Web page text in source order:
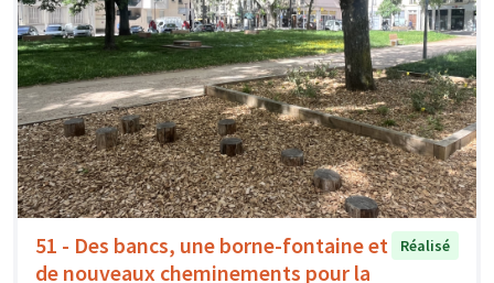
51 - Des bancs, une borne-fontaine et
de nouveaux cheminements pour la
Réalisé